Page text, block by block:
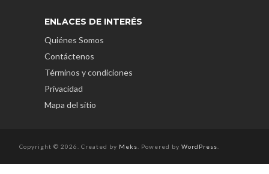
ENLACES DE INTERÉS
Quiénes Somos
Contáctenos
Términos y condiciones
Privacidad
Mapa del sitio
Copyright © 2026. Created by Meks . Powered by WordPress